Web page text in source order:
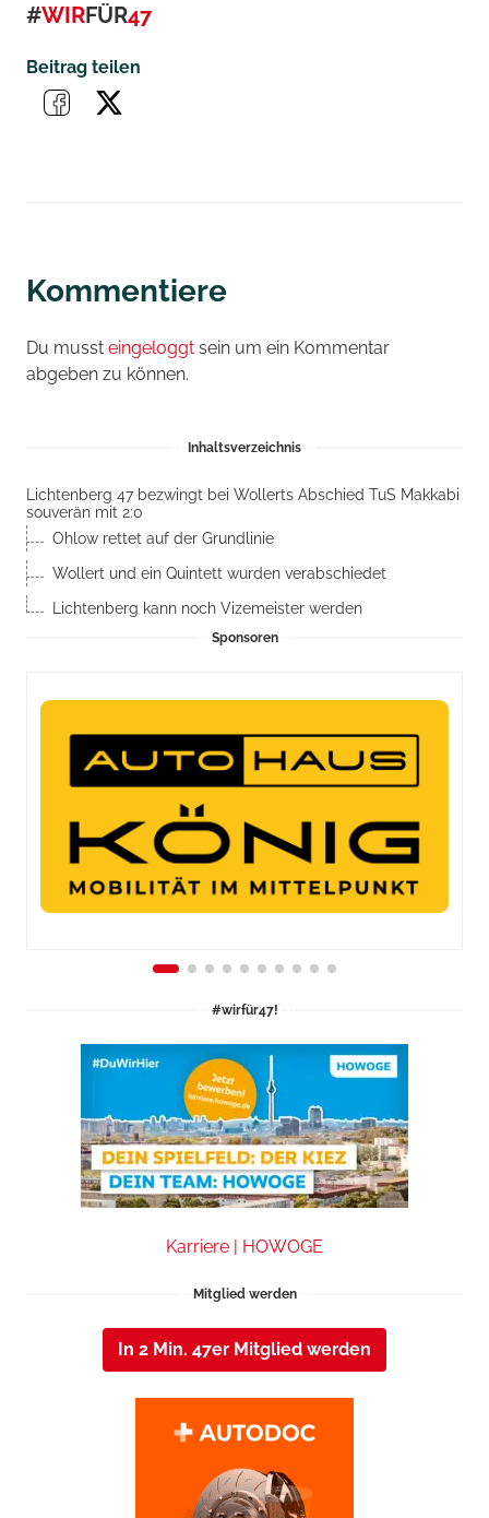
#WIRFÜR47
Beitrag teilen
Kommentiere
Du musst eingeloggt sein um ein Kommentar
abgeben zu können.
Inhaltsverzeichnis
Lichtenberg 47 bezwingt bei Wollerts Abschied TuS Makkabi
souverän mit 2:0
Ohlow rettet auf der Grundlinie
Wollert und ein Quintett wurden verabschiedet
Lichtenberg kann noch Vizemeister werden
Sponsoren
#wirfür47!
Karriere | HOWOGE
Mitglied werden
In 2 Min. 47er Mitglied werden